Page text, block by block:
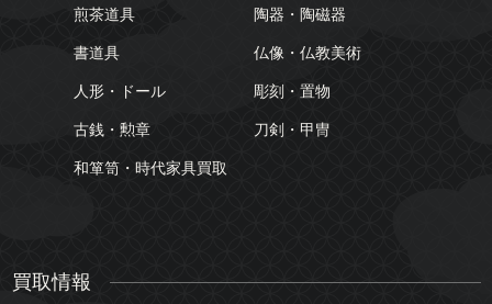
煎茶道具
陶器・陶磁器
書道具
仏像・仏教美術
人形・ドール
彫刻・置物
古銭・勲章
刀剣・甲冑
和箪笥・時代家具買取
買取情報